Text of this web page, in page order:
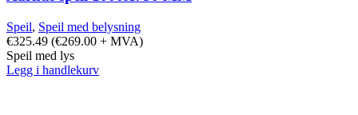
Speil, Speil med belysning
€325.49 (€269.00 + MVA)
Speil med lys
Legg i handlekurv